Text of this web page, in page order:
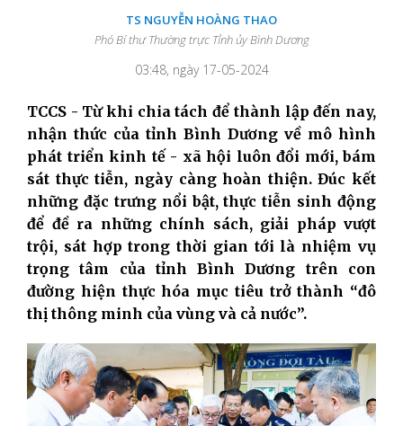
TS NGUYỄN HOÀNG THAO
Phó Bí thư Thường trực Tỉnh ủy Bình Dương
03:48, ngày 17-05-2024
TCCS - Từ khi chia tách để thành lập đến nay,
nhận thức của tỉnh Bình Dương về mô hình
phát triển kinh tế - xã hội luôn đổi mới, bám
sát thực tiễn, ngày càng hoàn thiện. Đúc kết
những đặc trưng nổi bật, thực tiễn sinh động
để đề ra những chính sách, giải pháp vượt
trội, sát hợp trong thời gian tới là nhiệm vụ
trọng tâm của tỉnh Bình Dương trên con
đường hiện thực hóa mục tiêu trở thành “đô
thị thông minh của vùng và cả nước”.